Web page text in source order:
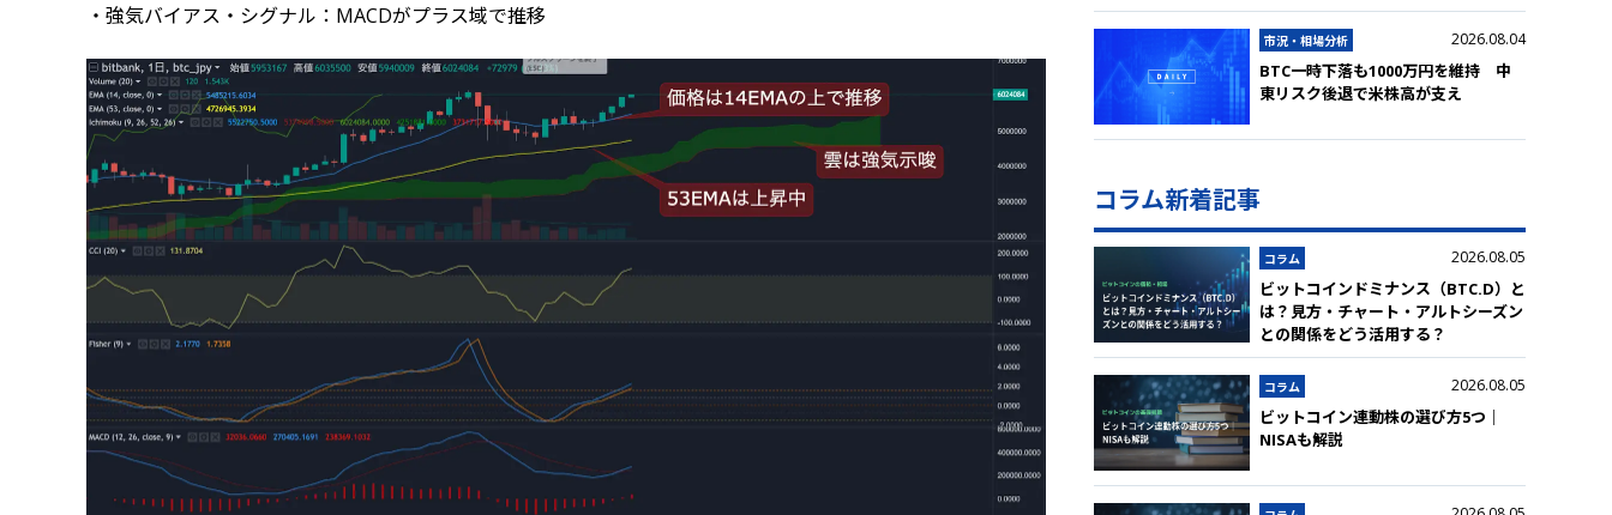
・強気バイアス・シグナル：MACDがプラス域で推移
市況・相場分析 2026.08.04
BTC一時下落も1000万円を維持 中
東リスク後退で米株高が支え
コラム新着記事
コラム 2026.08.05
ビットコインドミナンス（BTC.D）と
は？見方・チャート・アルトシーズン
との関係をどう活用する？
コラム 2026.08.05
ビットコイン連動株の選び方5つ｜
NISAも解説